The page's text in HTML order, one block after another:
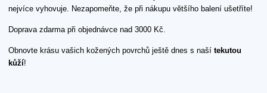
nejvíce vyhovuje. Nezapomeňte, že při nákupu většího balení ušetříte!
Doprava zdarma při objednávce nad 3000 Kč.
Obnovte krásu vašich kožených povrchů ještě dnes s naší tekutou
kůží!